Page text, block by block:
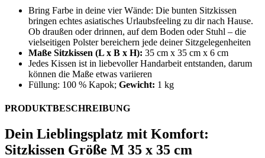
Bring Farbe in deine vier Wände: Die bunten Sitzkissen
bringen echtes asiatisches Urlaubsfeeling zu dir nach Hause.
Ob draußen oder drinnen, auf dem Boden oder Stuhl – die
vielseitigen Polster bereichern jede deiner Sitzgelegenheiten
Maße Sitzkissen (L x B x H): 35 cm x 35 cm x 6 cm
Jedes Kissen ist in liebevoller Handarbeit entstanden, darum
können die Maße etwas variieren
Füllung: 100 % Kapok; Gewicht: 1 kg
PRODUKTBESCHREIBUNG
Dein Lieblingsplatz mit Komfort:
Sitzkissen Größe M 35 x 35 cm